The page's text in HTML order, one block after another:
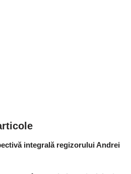
integrală regizorului Andrei